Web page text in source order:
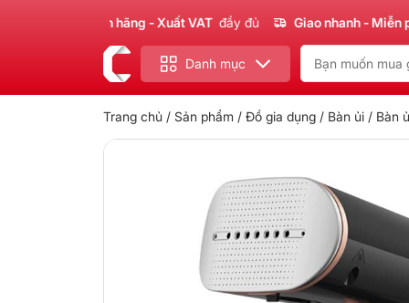
Chính hãng - Xuất VAT đầy đủ Giao nhanh - Miễn phí
Danh mục
Trang chủ / Sản phẩm / Đồ gia dụng/ Bàn ủi/ Bàn